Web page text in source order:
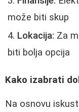
može biti skup
Lokacija: Za
biti bolja opcija
Kako izabrati
Na osnovu